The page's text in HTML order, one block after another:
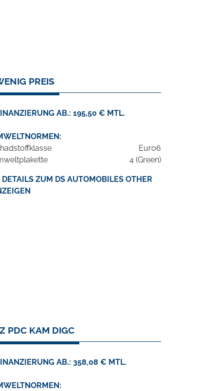
PREIS
AB.: 195,50 € MTL.
Euro6
4 (Green)
DETAILS ZUM DS AUTOMOBILES OTHER
PDC KAM DIGC
AB.: 358,08 € MTL.